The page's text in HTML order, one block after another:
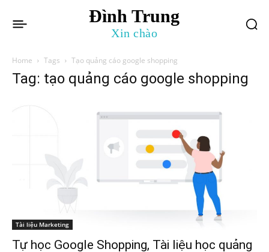
Đình Trung
Xin chào
Home Tags Tạo quảng cáo google shopping
Tag: tạo quảng cáo google shopping
Tài liệu Marketing
Tự học Google Shopping, Tài liệu học quảng